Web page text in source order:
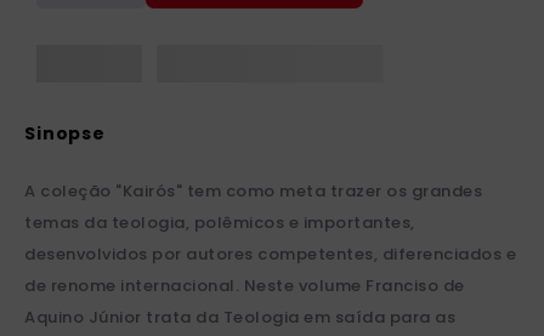
A coleção "Kairós" tem como meta trazer os grandes
temas da teologia, polêmicos e importantes,
desenvolvidos por autores competentes, diferenciados e
de renome internacional. Neste volume Franciso de
Aquino Júnior trata da Teologia em saída para as